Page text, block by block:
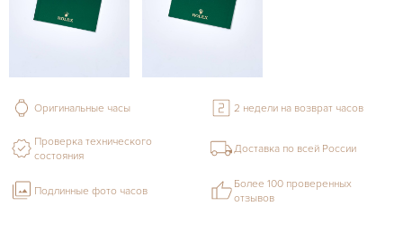
Оригинальные часы 2 недели на возврат часов
Проверка технического
состояния
Доставка по всей России
Подлинные фото часов
Более 100 проверенных
отзывов